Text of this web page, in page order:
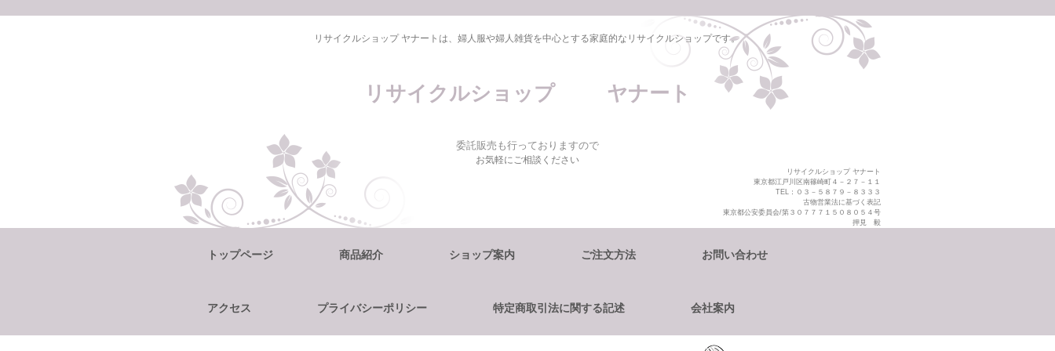
リサイクルショップ ヤナート
リサイクルショップ ヤナートは、婦人服や婦人雑貨を中心とする家庭的なリサイクルショップです。
委託販売も行っておりますので
お気軽にご相談ください
リサイクルショップ ヤナート
東京都江戸川区南篠崎町４－２７－１１
TEL：０３－５８７９－８３３３
古物営業法に基づく表記
東京都公安委員会/第３０７７７１５０８０５４号
押見 毅
トップページ 商品紹介 ショップ案内 ご注文方法 お問い合わせ
アクセス プライバシーポリシー 特定商取引法に関する記述 会社案内